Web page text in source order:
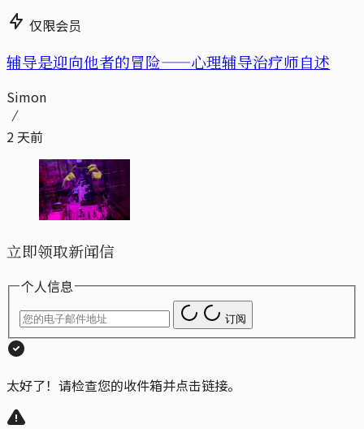
仅限会员
辅导是迎向他者的冒险——心理辅导治疗师自述
Simon
2 天前
立即领取新闻信
个人信息
订阅
太好了！请检查您的收件箱并点击链接。